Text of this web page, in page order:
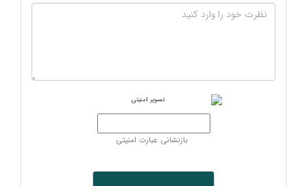
بازنشانی عبارت امنیتی